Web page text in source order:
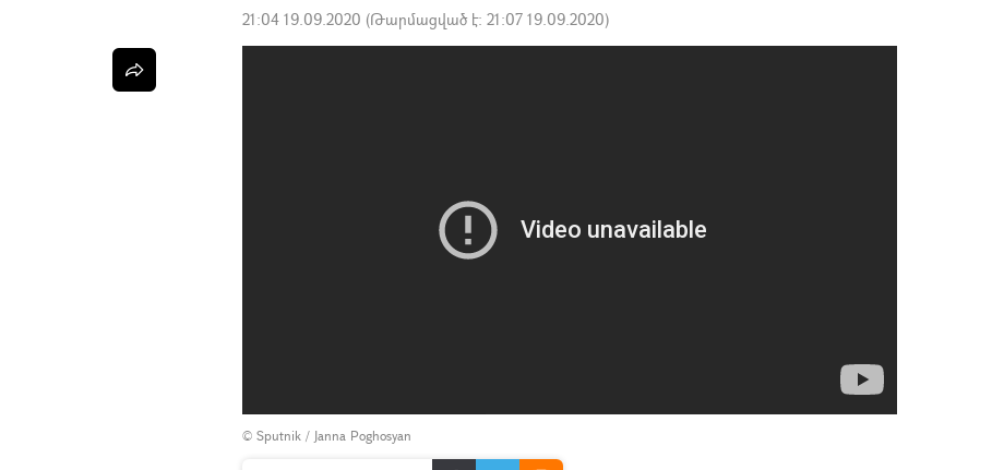
21:04 19.09.2020 (Թարմացված է: 21:07 19.09.2020)
© Sputnik / Janna Poghosyan